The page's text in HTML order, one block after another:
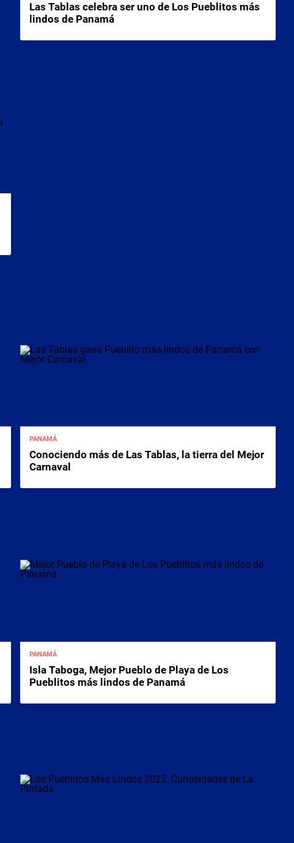
Las Tablas celebra ser uno de Los Pueblitos más
lindos de Panamá
PANAMÁ
Conociendo más de Las Tablas, la tierra del Mejor
Carnaval
PANAMÁ
Isla Taboga, Mejor Pueblo de Playa de Los
Pueblitos más lindos de Panamá